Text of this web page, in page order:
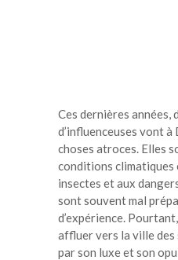
Ces dernières années,
d’influenceuses vont
choses atroces. Elles
conditions climatiques
insectes et aux
sont souvent mal
d’expérience.
affluer vers la ville
par son luxe et son